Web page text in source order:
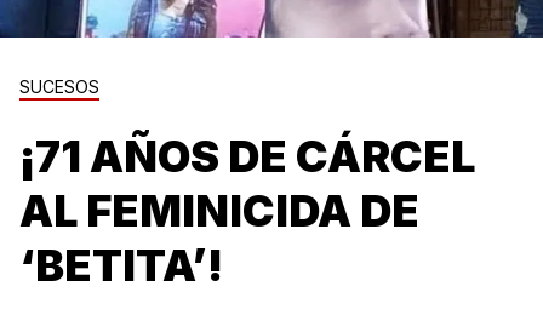
SUCESOS
¡71 AÑOS DE CÁRCEL
AL FEMINICIDA DE
‘BETITA’!